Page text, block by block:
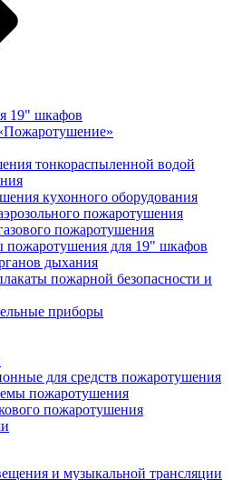
19" шкафов
тонкораспыленной водой
кухонного оборудования
пожаротушения
пожаротушения
пожаротушения для 19" шкафов
дыхания
пожарной безопасности и
приборы
для средств пожаротушения
пожаротушения
пожаротушения
и музыкальной трансляции